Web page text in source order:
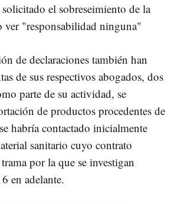
el sobreseimiento de la
ver "responsabilidad ninguna"
de declaraciones también han
de sus respectivos abogados, dos
parte de su actividad, se
de productos procedentes de
habría contactado inicialmente
sanitario cuyo contrato
por la que se investigan
en adelante.